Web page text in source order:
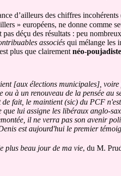
d’ailleurs des chiffres
» européens, ne donne comme
déçu des résultats : peu
associésqui mélange les
plus que clairementnéo-poujadiste
[aux élections municipales], voire
à un renouveau de la pensée au
fait, le maintient (sic) du PCF
lui assigne les libéraux anglo-
il ne verra pas son avenir
est aujourd'hui le premier
plus beau jour de ma vie, du M.